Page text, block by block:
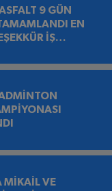
9 GÜN
EN
İŞ
MİKAİL VE